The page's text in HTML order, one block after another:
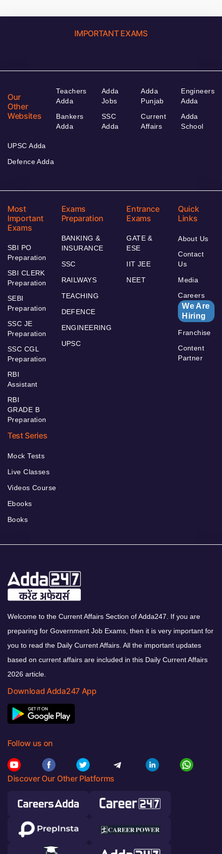
IMPORTANT EXAMS
Our
Other
Websites
Teachers
Adda
Bankers
Adda
Adda
Jobs
SSC
Adda
Adda
Punjab
Current
Affairs
Engineers
Adda
Adda
School
UPSC Adda
Defence Adda
Most
Important
Exams
SBI PO
Preparation
SBI CLERK
Preparation
SEBI
Preparation
SSC JE
Preparation
SSC CGL
Preparation
RBI
Assistant
RBI
GRADE B
Preparation
Exams
Preparation
BANKING &
INSURANCE
SSC
RAILWAYS
TEACHING
DEFENCE
ENGINEERING
UPSC
Entrance
Exams
GATE &
ESE
IIT JEE
NEET
Quick
Links
About Us
Contact
Us
Media
Careers
We Are
Hiring
Franchise
Content
Partner
Test Series
Mock Tests
Live Classes
Videos Course
Ebooks
Books
Welcome to the Current Affairs Section of Adda247. If you are
preparing for Government Job Exams, then it is very important for
you to read the Daily Current Affairs. All the important updates
based on current affairs are included in this Daily Current Affairs
2026 article.
Download Adda247 App
Follow us on
Discover Our Other Platforms